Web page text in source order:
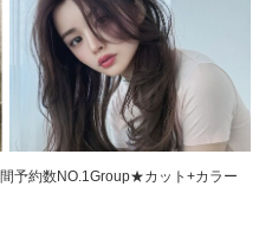
予約数NO.1Group★カット+カラー